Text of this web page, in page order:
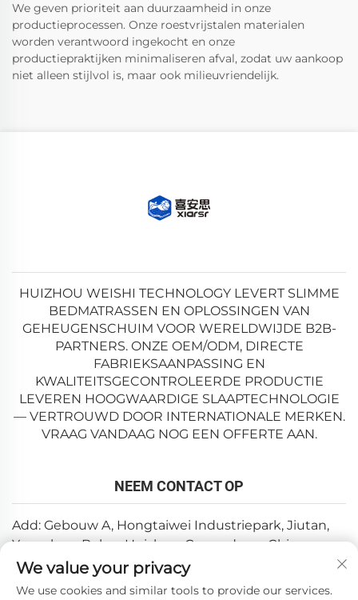
We geven prioriteit aan duurzaamheid in onze
productieprocessen. Onze roestvrijstalen materialen
worden verantwoord ingekocht en onze
productiepraktijken minimaliseren afval, zodat uw aankoop
niet alleen stijlvol is, maar ook milieuvriendelijk.
HUIZHOU WEISHI TECHNOLOGY LEVERT SLIMME
BEDMATRASSEN EN OPLOSSINGEN VAN
GEHEUGENSCHUIM VOOR WERELDWIJDE B2B-
PARTNERS. ONZE OEM/ODM, DIRECTE
FABRIEKSAANPASSING EN
KWALITEITSGECONTROLEERDE PRODUCTIE
LEVEREN HOOGWAARDIGE SLAAPTECHNOLOGIE
— VERTROUWD DOOR INTERNATIONALE MERKEN.
VRAAG VANDAAG NOG EEN OFFERTE AAN.
NEEM CONTACT OP
Add: Gebouw A, Hongtaiwei Industriepark, Jiutan,
Yuanzhou, Boluo, Huizhou, Guangdong, China
E-mail:[email protected]
We value your privacy
We use cookies and similar tools to provide our services.